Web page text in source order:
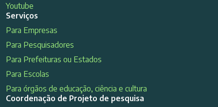
Youtube
Serviços
Para Empresas
Para Pesquisadores
Para Prefeituras ou Estados
Para Escolas
Para órgãos de educação, ciência e cultura
Coordenação de Projeto de pesquisa